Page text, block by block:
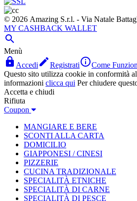
© 2026 Amazing S.r.l. - Via Natale
MY CASHBACK WALLET

Menù
 Accedi RegistratiCome
Questo sito utilizza cookie in conformità
informazioni clicca qui Per chiudere
Accetta e chiudi
Rifiuta
Coupon
MANGIARE E BERE
SCONTI ALLA CARTA
DOMICILIO
GIAPPONESI / CINESI
PIZZERIE
CUCINA TRADIZIONALE
SPECIALITÀ ETNICHE
SPECIALITÀ DI CARNE
SPECIALITÀ DI PESCE